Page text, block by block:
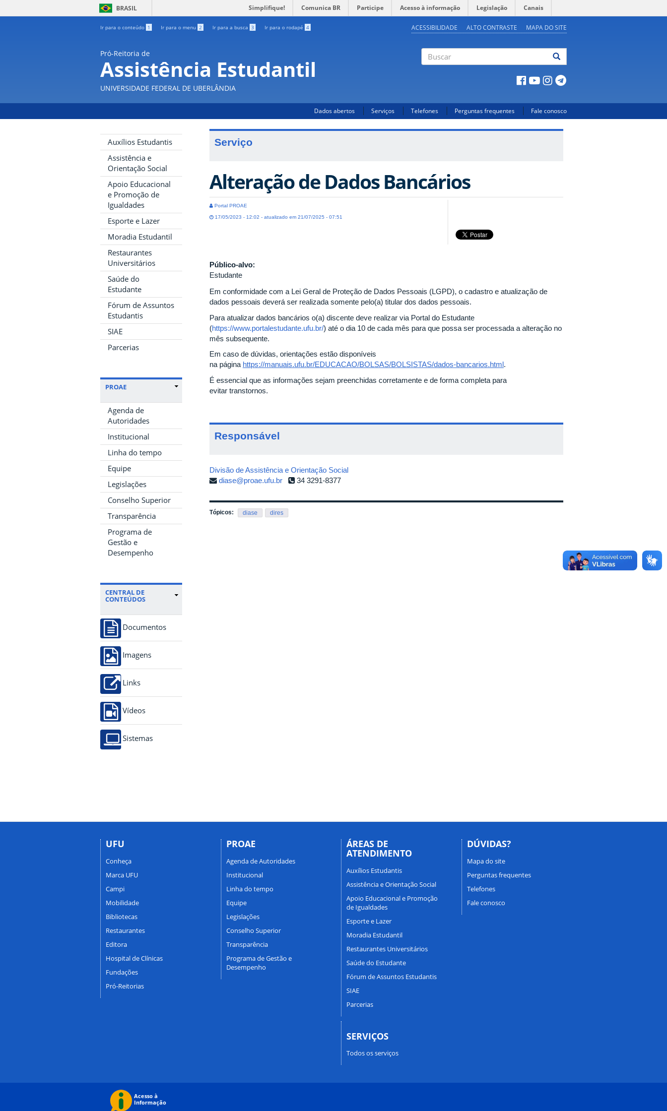
BRASIL Simplifique! Comunica BR Participe Acesso à informação Legislação Canais
Ir para o conteúdo 1 Ir para o menu 2 Ir para a busca 3 Ir para o rodapé 4 ACESSIBILIDADE ALTO CONTRASTE MAPA DO SITE
Pró-Reitoria de
Assistência Estudantil
UNIVERSIDADE FEDERAL DE UBERLÂNDIA
Dados abertos Serviços Telefones Perguntas frequentes Fale conosco
Auxílios Estudantis
Assistência e
Orientação Social
Apoio Educacional
e Promoção de
Igualdades
Esporte e Lazer
Moradia Estudantil
Restaurantes
Universitários
Saúde do
Estudante
Fórum de Assuntos
Estudantis
SIAE
Parcerias
PROAE
Agenda de
Autoridades
Institucional
Linha do tempo
Equipe
Legislações
Conselho Superior
Transparência
Programa de
Gestão e
Desempenho
CENTRAL DE
CONTEÚDOS
Documentos
Imagens
Links
Vídeos
Sistemas
Serviço
Alteração de Dados Bancários
Portal PROAE
17/05/2023 - 12:02 - atualizado em 21/07/2025 - 07:51
Público-alvo:
Estudante
Em conformidade com a Lei Geral de Proteção de Dados Pessoais (LGPD), o cadastro e atualização de
dados pessoais deverá ser realizada somente pelo(a) titular dos dados pessoais.
Para atualizar dados bancários o(a) discente deve realizar via Portal do Estudante
(https://www.portalestudante.ufu.br/) até o dia 10 de cada mês para que possa ser processada a alteração no
mês subsequente.
Em caso de dúvidas, orientações estão disponíveis
na página https://manuais.ufu.br/EDUCACAO/BOLSAS/BOLSISTAS/dados-bancarios.html.
É essencial que as informações sejam preenchidas corretamente e de forma completa para
evitar transtornos.
Responsável
Divisão de Assistência e Orientação Social
diase@proae.ufu.br
34 3291-8377
Tópicos: diase dires
UFU
Conheça
Marca UFU
Campi
Mobilidade
Bibliotecas
Restaurantes
Editora
Hospital de Clínicas
Fundações
Pró-Reitorias
PROAE
Agenda de Autoridades
Institucional
Linha do tempo
Equipe
Legislações
Conselho Superior
Transparência
Programa de Gestão e
Desempenho
ÁREAS DE
ATENDIMENTO
Auxílios Estudantis
Assistência e Orientação Social
Apoio Educacional e Promoção
de Igualdades
Esporte e Lazer
Moradia Estudantil
Restaurantes Universitários
Saúde do Estudante
Fórum de Assuntos Estudantis
SIAE
Parcerias
SERVIÇOS
Todos os serviços
DÚVIDAS?
Mapa do site
Perguntas frequentes
Telefones
Fale conosco